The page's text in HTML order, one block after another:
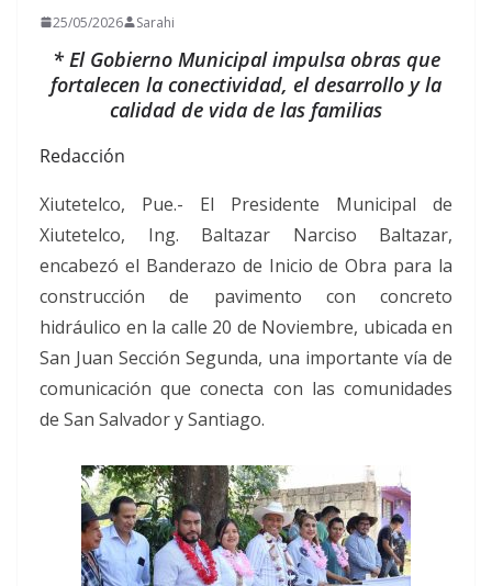
25/05/2026 Sarahi
* El Gobierno Municipal impulsa obras que
fortalecen la conectividad, el desarrollo y la
calidad de vida de las familias
Redacción
Xiutetelco, Pue.- El Presidente Municipal de
Xiutetelco, Ing. Baltazar Narciso Baltazar,
encabezó el Banderazo de Inicio de Obra para la
construcción de pavimento con concreto
hidráulico en la calle 20 de Noviembre, ubicada en
San Juan Sección Segunda, una importante vía de
comunicación que conecta con las comunidades
de San Salvador y Santiago.